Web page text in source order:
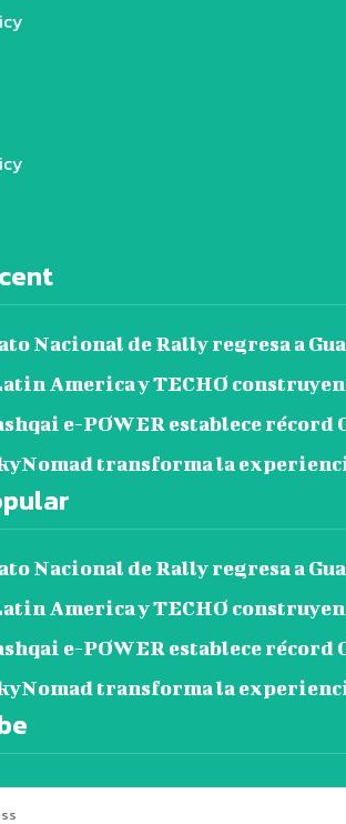
Nacional de Rally regresa a
America y TECHO construyen
e-POWER establece
transforma la
Nacional de Rally regresa a
America y TECHO construyen
e-POWER establece
transforma la